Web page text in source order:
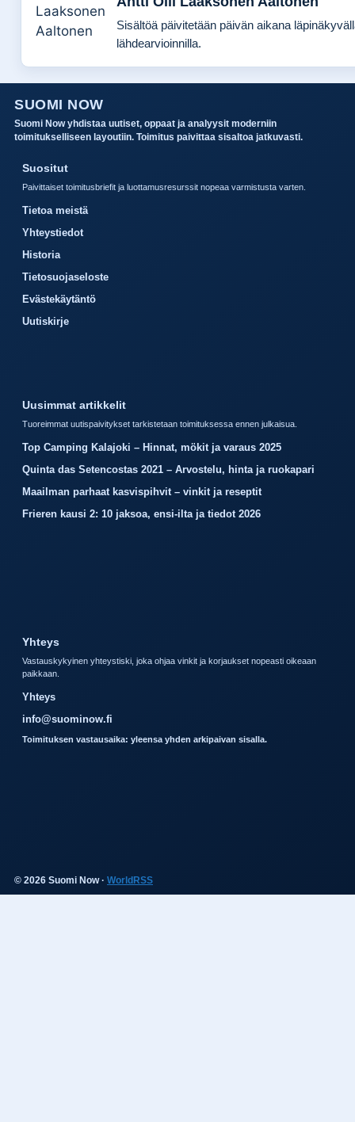
Sisältöä päivitetään päivän aikana
lähdearvioinnilla.
SUOMI NOW
Suomi Now yhdistaa uutiset, oppaat ja analyysit moderniin
toimitukselliseen layoutiin. Toimitus paivittaa sisaltoa jatkuvasti.
Suositut
Paivittaiset toimitusbriefit ja luottamusresurssit nopeaa varmistusta varten.
Tietoa meistä
Yhteystiedot
Historia
Tietosuojaseloste
Evästekäytäntö
Uutiskirje
Uusimmat artikkelit
Tuoreimmat uutispaivitykset tarkistetaan toimituksessa ennen julkaisua.
Top Camping Kalajoki – Hinnat, mökit ja varaus 2025
Quinta das Setencostas 2021 – Arvostelu, hinta ja ruokapari
Maailman parhaat kasvispihvit – vinkit ja reseptit
Frieren kausi 2: 10 jaksoa, ensi-ilta ja tiedot 2026
Yhteys
Vastauskykyinen yhteystiski, joka ohjaa vinkit ja korjaukset nopeasti oikeaan
paikkaan.
Yhteys
info@suominow.fi
Toimituksen vastausaika: yleensa yhden arkipaivan sisalla.
© 2026 Suomi Now · WorldRSS